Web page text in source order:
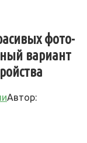
фото-
вариант
Автор: